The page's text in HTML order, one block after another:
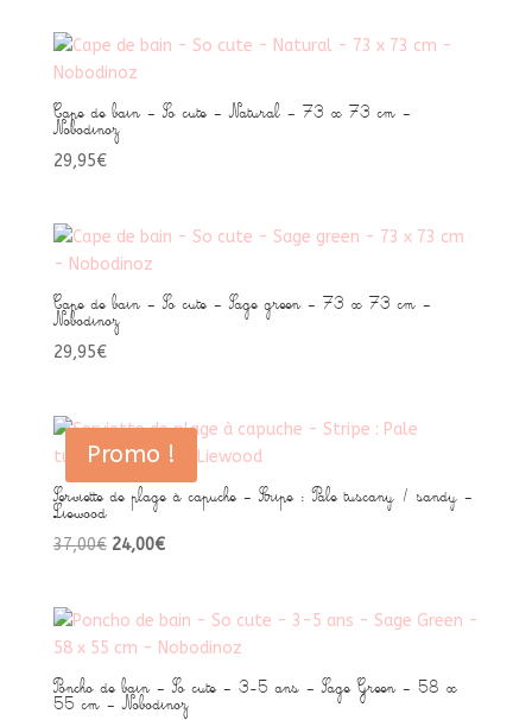
Cape de bain – So cute – Natural – 73 x 73 cm –
Nobodinoz
29,95€
Cape de bain – So cute – Sage green – 73 x 73 cm –
Nobodinoz
29,95€
Promo !
Serviette de plage à capuche – Stripe : Pale tuscany / sandy –
Liewood
37,00€ Le
était :
37,00€.
24,00€Le
est :
24,00€.
Poncho de bain – So cute – 3-5 ans – Sage Green – 58 x
55 cm – Nobodinoz